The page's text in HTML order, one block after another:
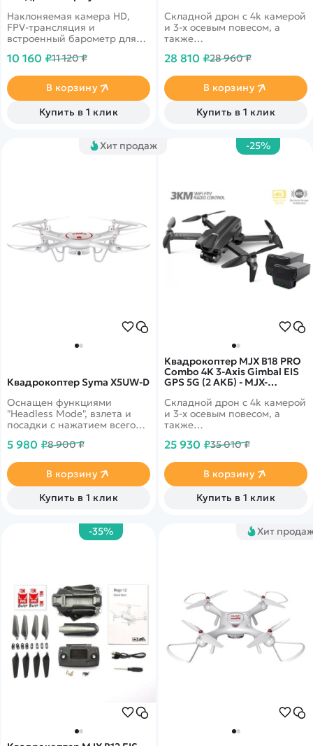
Наклоняемая камера HD,
FPV-трансляция и
встроенный барометр для
10 160 ₽11 120 ₽
В корзину
Купить в 1 клик
Складной дрон с 4k камерой
и 3-х осевым повесом, а
также
стабилизацией EIS. Время
Дальность более 600
метров. Скорость полета до
40 км/ч!
28 810 ₽28 960 ₽
В корзину
Купить в 1 клик
Хит продаж
Квадрокоптер Syma X5UW-D
Оснащен функциями
"Headless Mode", взлета и
посадки с нажатием всего
возможностью управления
5 980 ₽8 900 ₽
В корзину
Купить в 1 клик
-25%
Квадрокоптер MJX B18 PRO
Combo 4K 3-Axis Gimbal EIS
GPS 5G (2 АКБ) - MJX-
Складной дрон с 4k камерой
и 3-х осевым повесом, а
также
стабилизацией EIS. Время
Дальность более 3км.
Скорость полета до 40 км/ч!
25 930 ₽35 010 ₽
В корзину
Купить в 1 клик
-35% Хит